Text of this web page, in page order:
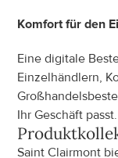
Komfort für den
Eine digitale
Einzelhändlern,
Ihr Geschäft passt.
Saint Clairmont